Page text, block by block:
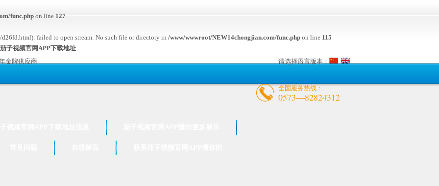
func.phpon line127
failed to open stream: No such file or directory in /www/wwwroot/NEW14chongjian.com/func.php on line 115
子视频官网APP下载地址
金牌供应商
请选择语言版本：
全国服务热线：
0573—82824312